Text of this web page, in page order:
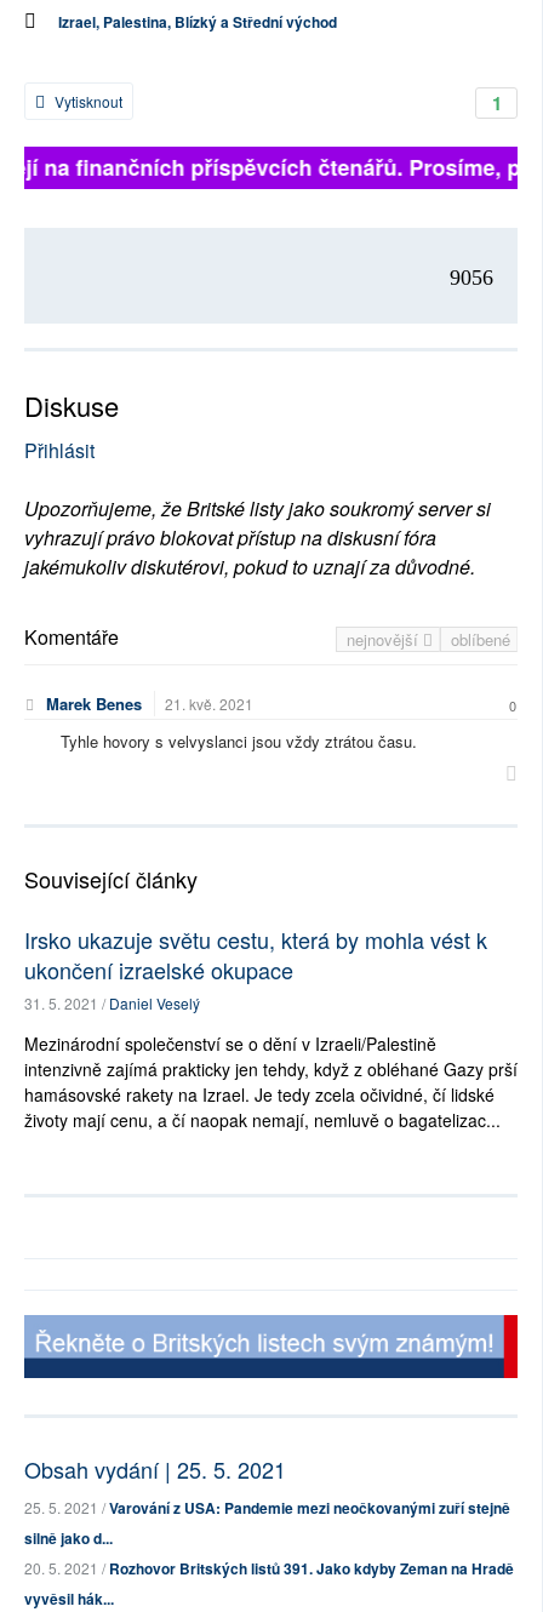
Izrael, Palestina, Blízký a Střední východ
1
Vytisknout
na finančních příspěvcích čtenářů. Prosíme,
9056
Diskuse
Přihlásit
Upozorňujeme, že Britské listy jako soukromý server si
vyhrazují právo blokovat přístup na diskusní fóra
jakémukoliv diskutérovi, pokud to uznají za důvodné.
nejnovější oblíbené
Komentáře
Marek Benes 21. kvě. 2021 0
Tyhle hovory s velvyslanci jsou vždy ztrátou času.
Související články
Irsko ukazuje světu cestu, která by mohla vést k
ukončení izraelské okupace
31. 5. 2021 /Daniel Veselý
Mezinárodní společenství se o dění v Izraeli/Palestině
intenzivně zajímá prakticky jen tehdy, když z obléhané Gazy prší
hamásovské rakety na Izrael. Je tedy zcela očividné, čí lidské
životy mají cenu, a čí naopak nemají, nemluvě o bagatelizac...
Obsah vydání | 25. 5. 2021
25. 5. 2021 /Varování z USA: Pandemie mezi neočkovanými zuří stejně
silně jako d...
20. 5. 2021 /Rozhovor Britských listů 391. Jako kdyby Zeman na Hradě
vyvěsil hák...